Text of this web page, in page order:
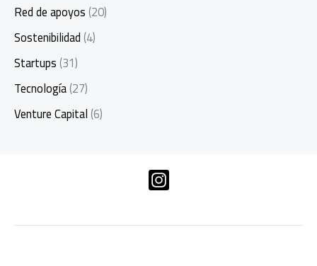
Red de apoyos(20)
Sostenibilidad(4)
Startups(31)
Tecnología(27)
Venture Capital(6)